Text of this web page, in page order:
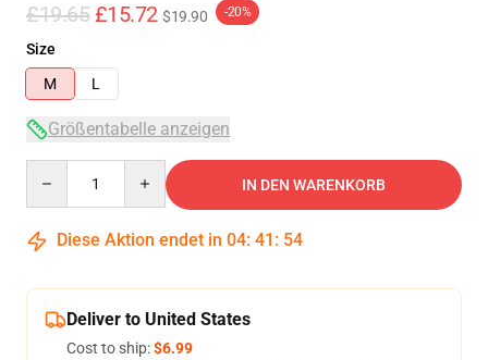
£19.65 £15.72 $19.90 -20%
Size
M
L
Größentabelle anzeigen
IN DEN WARENKORB
Diese Aktion endet in 04: 41 : 54
Deliver to United States
Cost to ship:$6.99